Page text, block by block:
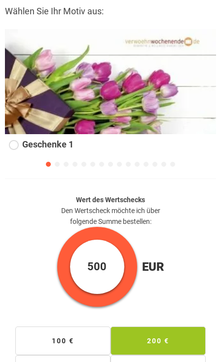
Wählen Sie Ihr Motiv aus:
Geschenke 1
Wert des Wertschecks
Den Wertscheck möchte ich über
folgende Summe bestellen:
EUR
100 € 200 €